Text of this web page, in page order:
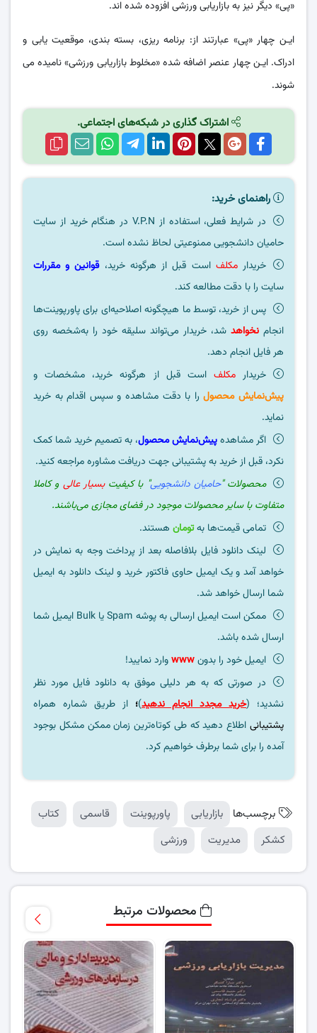
«پی» دیگر نیز به بازاریابی ورزشی افزوده شده‌ اند.
ایـن چهار «پی» عبارتند از: برنامه ریزی، بسته بندی، موقعیت‌ یابی و
ادراک. ایـن چهار عنصر اضافه شده «مخلوط بازاریابی ورزشی» نامیده می‌
شوند.
اشتراک گذاری در شبکه‌های اجتماعی.
راهنمای خرید:
در شرایط فعلی، استفاده از V.P.N در هنگام خرید از سایت
حامیان دانشجویی ممنوعیتی لحاظ نشده است.
خریدارمکلف است قبل از هرگونه خرید،قوانین و مقررات
سایت را با دقت مطالعه کند.
پس از خرید، توسط ما هیچگونه اصلاحیه‌ای برای پاورپوینت‌ها
انجام نخواهد شد، خریدار می‌تواند سلیقه خود را به‌شخصه روی
هر فایل انجام دهد.
خریدارمکلف است قبل از هرگونه خرید، مشخصات و
پیش‌نمایش محصولرا با دقت مشاهده و سپس اقدام به خرید
نماید.
اگر مشاهدهپیش‌نمایش محصول، به تصمیم خرید شما کمک
نکرد، قبل از خرید به پشتیبانی جهت دریافت مشاوره مراجعه کنید.
محصولات "حامیان دانشجویی" با کیفیت بسیار عالی و کاملا
متفاوت با سایر محصولات موجود در فضای مجازی می‌باشند.
تمامی قیمت‌ها بهتومان هستند.
لینک دانلود فایل بلافاصله بعد از پرداخت وجه به نمایش در
خواهد آمد و یک ایمیل حاوی فاکتور خرید و لینک دانلود به ایمیل
شما ارسال خواهد شد.
ممکن است ایمیل ارسالی به پوشه Spam یا Bulk ایمیل شما
ارسال شده باشد.
ایمیل خود را بدونwwwوارد نمایید!
در صورتی که به هر دلیلی موفق به دانلود فایل مورد نظر
نشدید؛ (خرید مجدد انجام ندهید)؛ از طریق شماره همراه
پشتیبانی اطلاع دهید که طی کوتاه‌ترین زمان ممکن مشکل بوجود
آمده را برای شما برطرف خواهیم کرد.
برچسب‌ها بازاریابی پاورپوینت قاسمی
کتاب
کشکر
مدیریت ورزشی
محصولات مرتبط